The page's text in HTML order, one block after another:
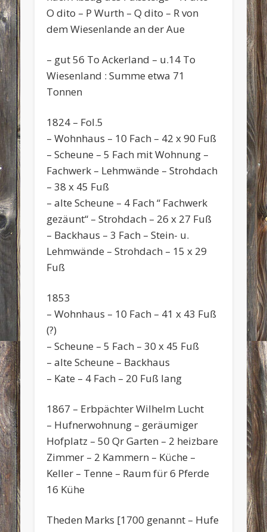
O dito – P Wurth – Q dito – R von
dem Wiesenlande an der Aue
– gut 56 To Ackerland – u.14 To
Wiesenland : Summe etwa 71
Tonnen
1824 – Fol.5
– Wohnhaus – 10 Fach – 42 x 90 Fuß
– Scheune – 5 Fach mit Wohnung –
Fachwerk – Lehmwände – Strohdach
– 38 x 45 Fuß
– alte Scheune – 4 Fach “ Fachwerk
gezäunt“ – Strohdach – 26 x 27 Fuß
– Backhaus – 3 Fach – Stein- u.
Lehmwände – Strohdach – 15 x 29
Fuß
1853
– Wohnhaus – 10 Fach – 41 x 43 Fuß
(?)
– Scheune – 5 Fach – 30 x 45 Fuß
– alte Scheune – Backhaus
– Kate – 4 Fach – 20 Fuß lang
1867 – Erbpächter Wilhelm Lucht
– Hufnerwohnung – geräumiger
Hofplatz – 50 Qr Garten – 2 heizbare
Zimmer – 2 Kammern – Küche –
Keller – Tenne – Raum für 6 Pferde
16 Kühe
Theden Marks [1700 genannt – Hufe